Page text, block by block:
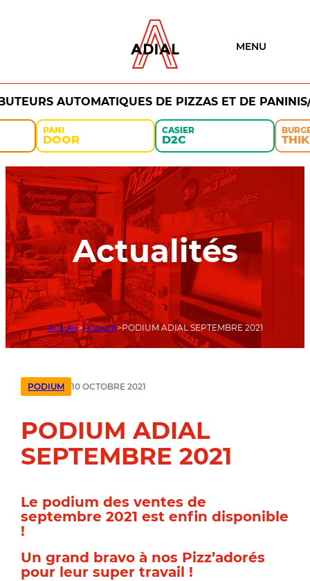
MENU
AUTOMATIQUES DE PIZZAS ET DE
PANI
DOOR
CASIER
D2C THIK
Actualités
Accueil Podium PODIUM ADIAL SEPTEMBRE 2021
PODIUM 10 OCTOBRE 2021
PODIUM ADIAL
SEPTEMBRE 2021
Le podium des ventes de
septembre 2021 est enfin disponible
!
Un grand bravo à nos Pizz’adorés
pour leur super travail !